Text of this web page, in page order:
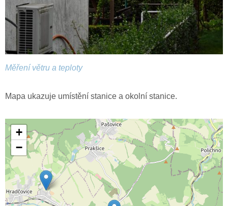
Měření větru a teploty
Mapa ukazuje umístění stanice a okolní stanice.
+
−